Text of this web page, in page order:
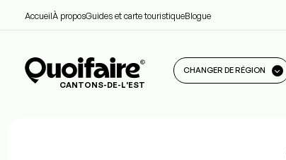
AccueilÀ proposGuides et carte touristiqueBlogue
CANTONS-DE-L'EST
CHANGER DE RÉGION